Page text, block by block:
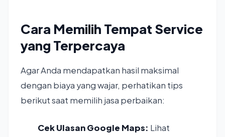
Cara Memilih Tempat Service
yang Terpercaya
Agar Anda mendapatkan hasil maksimal
dengan biaya yang wajar, perhatikan tips
berikut saat memilih jasa perbaikan:
Cek Ulasan Google Maps: Lihat